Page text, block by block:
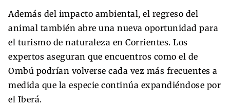
Además del impacto ambiental, el regreso del
animal también abre una nueva oportunidad para
el turismo de naturaleza en Corrientes. Los
expertos aseguran que encuentros como el de
Ombú podrían volverse cada vez más frecuentes a
medida que la especie continúa expandiéndose por
el Iberá.